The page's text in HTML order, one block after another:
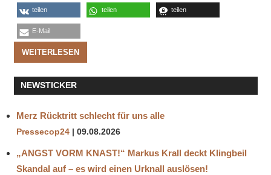
teilen teilen teilen
E-Mail
WEITERLESEN
NEWSTICKER
Merz Rücktritt schlecht für uns alle
Pressecop24 09.08.2026
„ANGST VORM KNAST!“ Markus Krall deckt Klingbeil
Skandal auf – es wird einen Urknall auslösen!